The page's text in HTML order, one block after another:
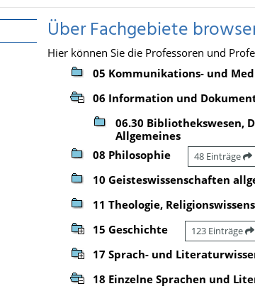
Über Fachgebiete
Hier können Sie die Professoren und
05 Kommunikations- und
06 Information und
06.30 Bibliothekswesen,
Allgemeines
08 Philosophie 48 Einträge
10 Geisteswissenschaften
11 Theologie,
15 Geschichte 123 Einträge
17 Sprach- und
18 Einzelne Sprachen und